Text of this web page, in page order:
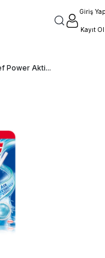
Giriş Yap
Kayıt Ol
Power Akti...